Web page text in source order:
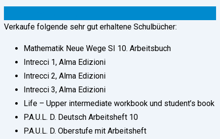
Verkaufe folgende sehr gut erhaltene Schulbücher:
Mathematik Neue Wege SI 10. Arbeitsbuch
Intrecci 1, Alma Edizioni
Intrecci 2, Alma Edizioni
Intrecci 3, Alma Edizioni
Life – Upper intermediate workbook und student’s book
P.A.U.L. D. Deutsch Arbeitsheft 10
P.A.U.L. D. Oberstufe mit Arbeitsheft